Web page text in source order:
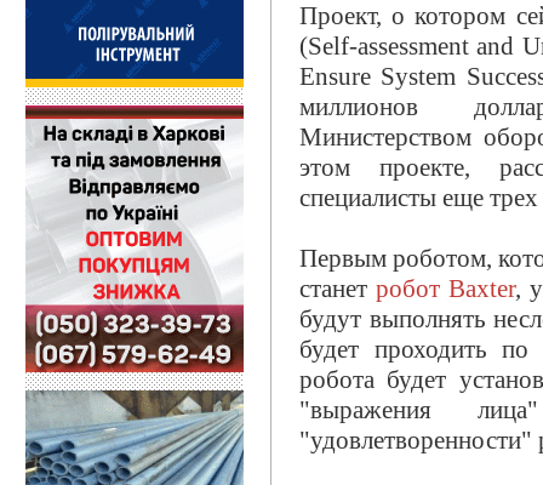
Проект, о котором
(Self-assessment and
Ensure System
миллионов
Министерством
этом проекте,
специалисты еще
Первым роботом,
станет робот Baxter,
будут выполнять
будет проходить
робота будет
"выражения